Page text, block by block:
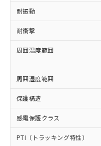
耐振動
耐衝撃
周囲温度範囲
周囲湿度範囲
保護構造
感電保護クラス
PTI（トラッキング特性）
正式な納期
様のお取引
ムロン制御
オムロン制
販売
在庫状況お
示しないよ
マイパーツ
ビス）をご
メンバーズ
ルベンジル（BBP）
（DBP） 1000ppm
但し、RoHS指令で産
フタル酸エステル類の
図的な使用がないこと
部品在庫の切り
月が前後すること
DBP(フタル酸ジブチ
イソブチル) :
「ｅ」：有害物
準値以下であるこ
「10」：通常の
質が外部に漏えい
及ぼさない年数
「－」：未確認で
全に破砕す
いよう必要
当社は貴社
ル、化学兵
武器並びに
当社は、貴
場合は、上
該第三者に
販売先およ
法に輸出す
－
在庫な
いては
たはお
機器販
空
受注生
情報を